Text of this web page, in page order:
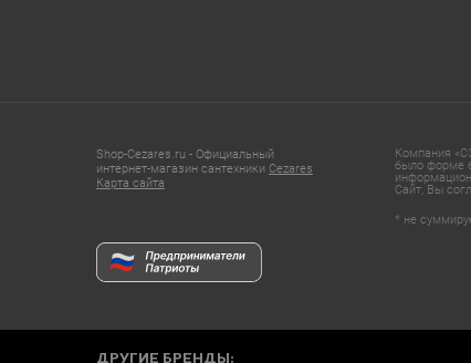
Shop-Cezares.ru - Официальный
интернет-магазин сантехники Cezares
Карта сайта
Компания
было форме
Сайт, Вы
* не
ДРУГИЕ БРЕНДЫ: